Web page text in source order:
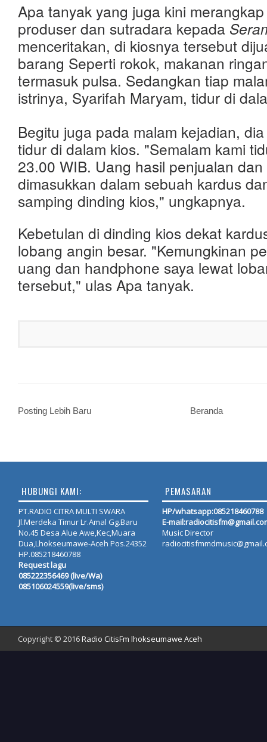
Apa tanyak yang juga kini
produser dan sutradara kepada
menceritakan, di kiosnya tersebut
barang Seperti rokok, makanan
termasuk pulsa. Sedangkan tiap
istrinya, Syarifah Maryam, tidur di
Begitu juga pada malam kejadian,
tidur di dalam kios. "Semalam kami
23.00 WIB. Uang hasil penjualan
dimasukkan dalam sebuah kardus
samping dinding kios," ungkapnya.
Kebetulan di dinding kios dekat
lobang angin besar. "Kemungkinan
uang dan handphone saya lewat
tersebut," ulas Apa tanyak.
Posting Lebih Baru Beranda
HUBUNGI KAMI:
PT.RADIO CITRA MULTI SWARA
Jl.Merdeka Timur Lr.Amal Gg.Baru
No.45 Desa Alue Awe,Kec,Muara
Dua,Lhokseumawe-Aceh Pos.24352
HP.085218460788
Request lagu
085222356469 (live/Wa)
085106024559(live/sms)
PEMASARAN
HP/whatsapp:085218460788
E-
Music Director
Copyright © 2016Radio CitisFm lhokseumawe Aceh